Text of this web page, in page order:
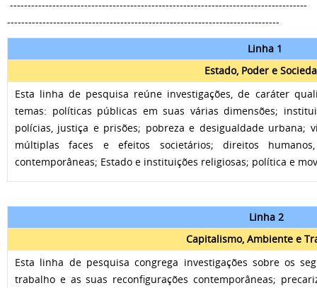
------------------------------------------------------------------------------------
-----------------------------------------------------------------------------
Linha 1
Estado, Poder e
Esta linha de pesquisa reúne investigações, de caráter
temas: políticas públicas em suas várias dimensões;
polícias, justiça e prisões; pobreza e desigualdade urbana;
múltiplas faces e efeitos societários; direitos
contemporâneas; Estado e instituições religiosas; política e
Linha 2
Capitalismo, Ambiente e
Esta linha de pesquisa congrega investigações sobre os
trabalho e as suas reconfigurações contemporâneas;